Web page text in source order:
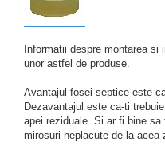
Informatii despre montarea
unor astfel de produse.
Avantajul fosei septice este
Dezavantajul este ca-ti
apei reziduale. Si ar fi bine
mirosuri neplacute de la acea